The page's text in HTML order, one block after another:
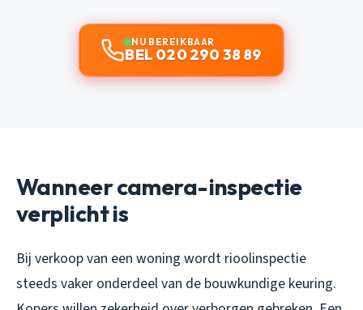
NU BEREIKBAAR
BEL 020 290 38 89
Wanneer camera-inspectie
verplicht is
Bij verkoop van een woning wordt rioolinspectie
steeds vaker onderdeel van de bouwkundige keuring.